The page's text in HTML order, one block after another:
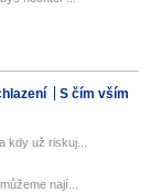
S čím vším
kdy už riskuj...
nají...